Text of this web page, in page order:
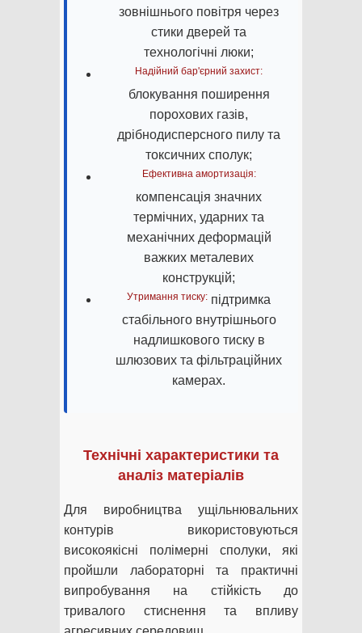
зовнішнього повітря через
стики дверей та
технологічні люки;
Надійний бар'єрний захист:
блокування поширення
порохових газів,
дрібнодисперсного пилу та
токсичних сполук;
Ефективна амортизація:
компенсація значних
термічних, ударних та
механічних деформацій
важких металевих
конструкцій;
Утримання тиску: підтримка
стабільного внутрішнього
надлишкового тиску в
шлюзових та фільтраційних
камерах.
Технічні характеристики та
аналіз матеріалів
Для виробництва ущільнювальних
контурів використовуються
високоякісні полімерні сполуки, які
пройшли лабораторні та практичні
випробування на стійкість до
тривалого стиснення та впливу